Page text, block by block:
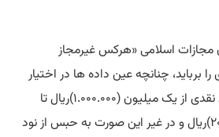
ماده 740 قانون مجازات اسلامی «هرکس غیرمجاز
را برباید، چنانچه عین داده ها در اختیار
صاحب آن باشد، به جزای نقدی از یک میلیون (۱.۰۰۰.۰۰۰)ریال تا
بیست میلیون (۲۰.۰۰۰.۰۰۰)ریال و در غیر این صورت به حبس از نود